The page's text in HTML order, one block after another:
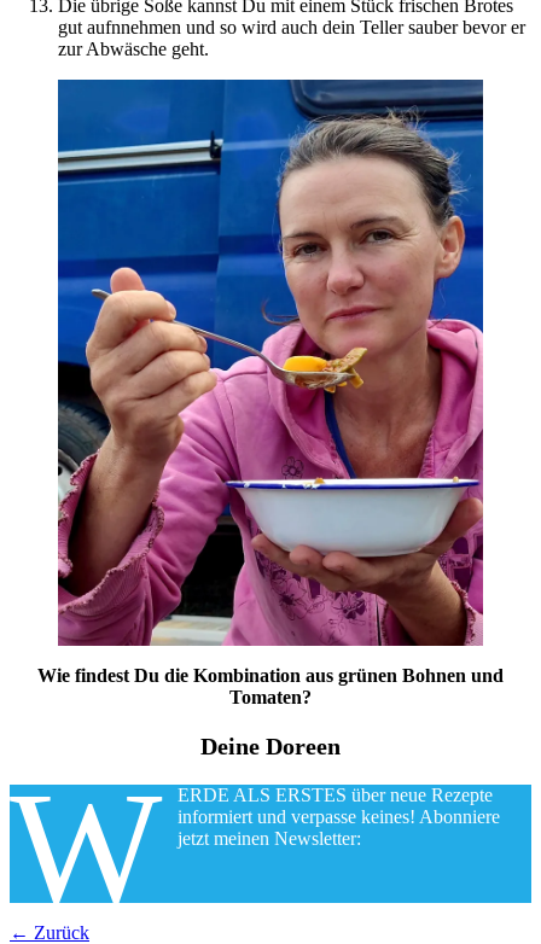
Die übrige Soße kannst Du mit einem Stück frischen Brotes
gut aufnnehmen und so wird auch dein Teller sauber bevor er
zur Abwäsche geht.
Wie findest Du die Kombination aus grünen Bohnen und
Tomaten?
Deine Doreen
W
ERDE ALS ERSTES über neue Rezepte
informiert und verpasse keines! Abonniere
jetzt meinen Newsletter:
← Zurück